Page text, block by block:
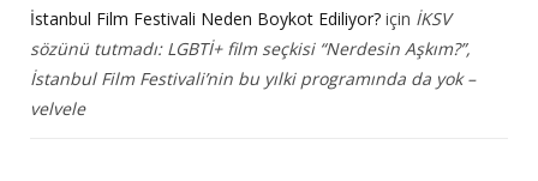
İstanbul Film Festivali Neden Boykot Ediliyor? için İKSV
sözünü tutmadı: LGBTİ+ film seçkisi “Nerdesin Aşkım?”,
İstanbul Film Festivali’nin bu yılki programında da yok –
velvele